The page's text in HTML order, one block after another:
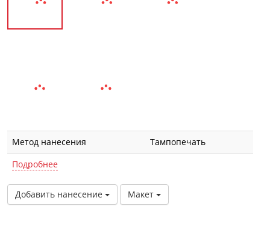
Метод нанесения
Тампопечать
Подробнее
Добавить нанесение Макет